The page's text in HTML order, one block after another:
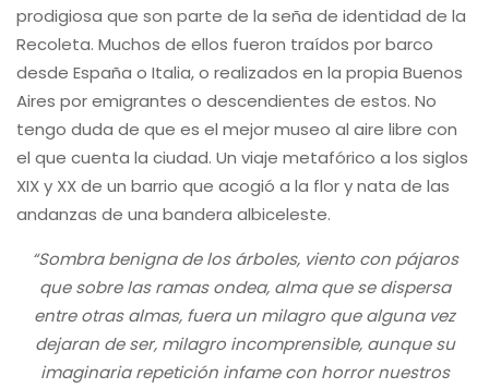
prodigiosa que son parte de la seña de identidad de la
Recoleta. Muchos de ellos fueron traídos por barco
desde España o Italia, o realizados en la propia Buenos
Aires por emigrantes o descendientes de estos. No
tengo duda de que es el mejor museo al aire libre con
el que cuenta la ciudad. Un viaje metafórico a los siglos
XIX y XX de un barrio que acogió a la flor y nata de las
andanzas de una bandera albiceleste.
“Sombra benigna de los árboles, viento con pájaros
que sobre las ramas ondea, alma que se dispersa
entre otras almas, fuera un milagro que alguna vez
dejaran de ser, milagro incomprensible, aunque su
imaginaria repetición infame con horror nuestros